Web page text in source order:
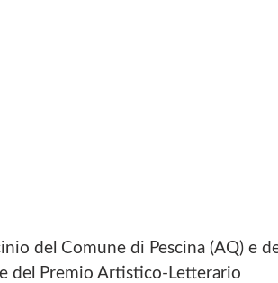
del Comune di Pescina (AQ) e
del Premio Artistico-Letterario